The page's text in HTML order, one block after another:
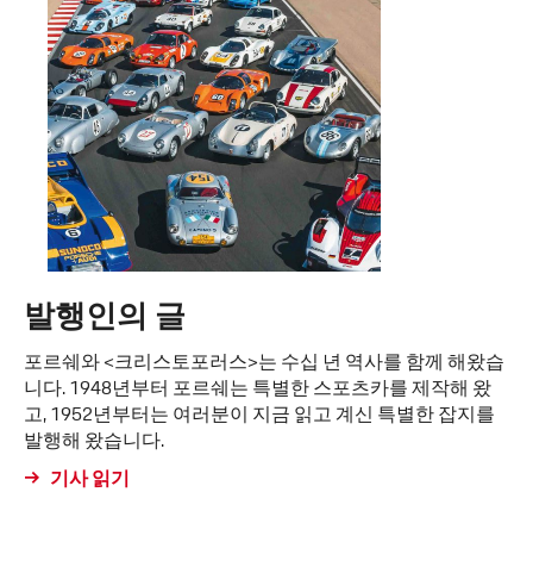
발행인의 글
포르쉐와 <크리스토포러스>는 수십 년 역사를 함께 해왔습
니다. 1948년부터 포르쉐는 특별한 스포츠카를 제작해 왔
고, 1952년부터는 여러분이 지금 읽고 계신 특별한 잡지를
발행해 왔습니다.
기사 읽기